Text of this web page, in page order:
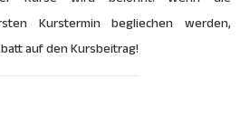
Kurstermin begliechen werden,
auf den Kursbeitrag!